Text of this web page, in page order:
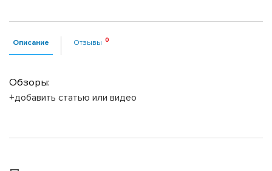
Описание Отзывы
Обзоры:
+добавить статью или видео